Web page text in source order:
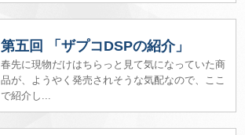
第五回 「ザプコDSPの紹介」
春先に現物だけはちらっと見て気になっていた商
品が、ようやく発売されそうな気配なので、ここ
で紹介し...